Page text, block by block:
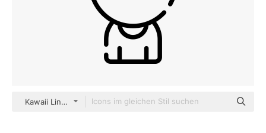
Kawaii Lineal